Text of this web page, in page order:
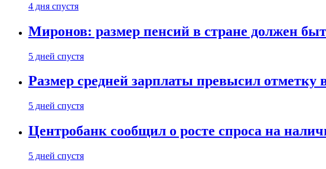
4 дня спустя
Миронов: размер пенсий в стране должен
5 дней спустя
Размер средней зарплаты превысил отметку
5 дней спустя
Центробанк сообщил о росте спроса на
5 дней спустя